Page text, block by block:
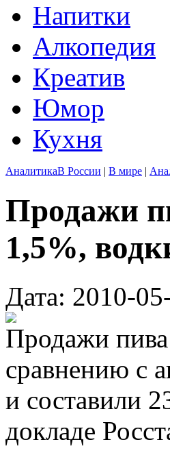
Напитки
Алкопедия
Креатив
Юмор
Кухня
АналитикаВ России | В мире |
Продажи
1,5%,
Дата: 2010-
Продажи пива
сравнению с
и составили
докладе